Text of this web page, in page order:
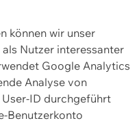
können wir unser
Nutzer interessanter
Google Analytics
Analyse von
ID durchgeführt
Benutzerkonto